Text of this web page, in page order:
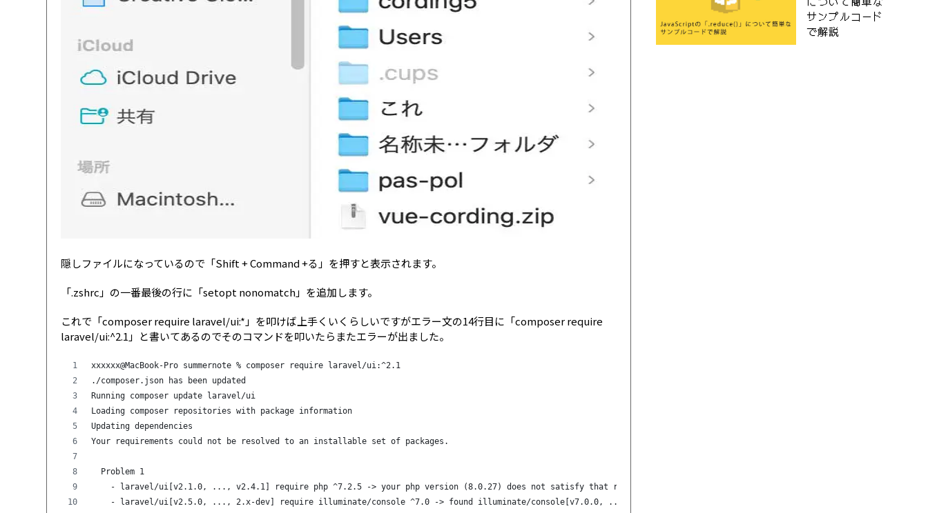
隠しファイルになっているので「Shift + Command +る」を押すと表示されます。
「.zshrc」の一番最後の行に「setopt nonomatch」を追加します。
これで「composer require laravel/ui:*」を叩けば上手くいくらしいですがエラー文の14行目に「composer require
laravel/ui:^2.1」と書いてあるのでそのコマンドを叩いたらまたエラーが出ました。
xxxxxx@MacBook-Pro summernote % composer require laravel/ui:^2.1
./composer.json has been updated
Running composer update laravel/ui
Loading composer repositories with package information
Updating dependencies
Your requirements could not be resolved to an installable set of packages.
  Problem 1
    - laravel/ui[v2.1.0, ..., v2.4.1] require php ^7.2.5 -> your php version (8.0.27) does not satisfy that requirement.
- laravel/ui[v2.5.0, ..., 2.x-dev] require illuminate/console ^7.0 -> found illuminate/console[v7.0.0, ..., 7.x-dev] but these were not loaded, likely because it
サンプルコード
で解説